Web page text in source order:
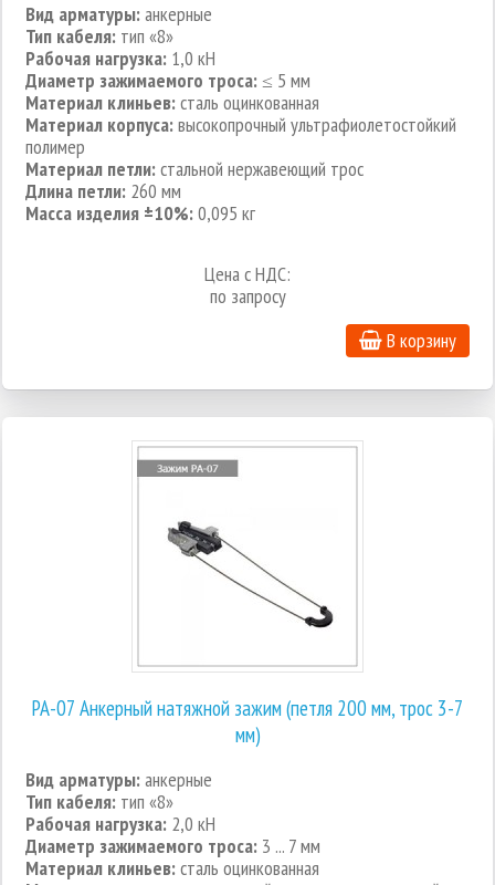
Вид арматуры:анкерные
Тип кабеля: тип «8»
Рабочая нагрузка: 1,0 кН
Диаметр зажимаемого троса:≤ 5 мм
Материал клиньев:сталь оцинкованная
Материал корпуса:высокопрочный ультрафиолетостойкий
полимер
Материал петли:стальной нержавеющий трос
Длина петли: 260 мм
Масса изделия ±10%:0,095 кг
Цена с НДС:
по запросу
В корзину
РА-07 Анкерный натяжной зажим (петля 200 мм, трос 3-7
мм)
Вид арматуры:анкерные
Тип кабеля: тип «8»
Рабочая нагрузка: 2,0 кН
Диаметр зажимаемого троса: 3 ... 7 мм
Материал клиньев:сталь оцинкованная